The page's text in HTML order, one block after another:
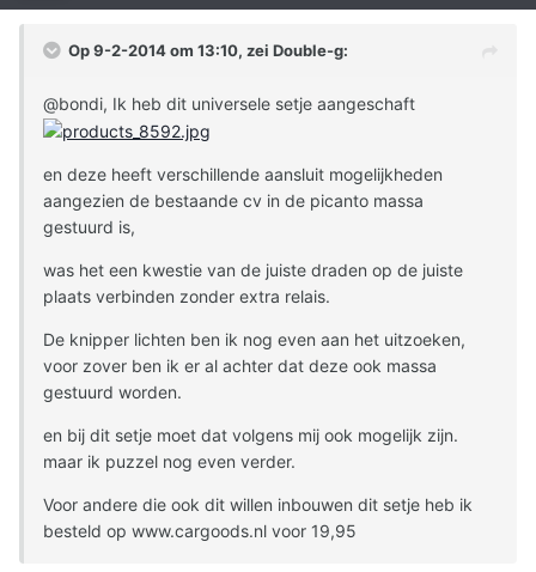
Op 9-2-2014 om 13:10, zei Double-g:
@bondi, Ik heb dit universele setje aangeschaft
en deze heeft verschillende aansluit mogelijkheden
aangezien de bestaande cv in de picanto massa
gestuurd is,
was het een kwestie van de juiste draden op de juiste
plaats verbinden zonder extra relais.
De knipper lichten ben ik nog even aan het uitzoeken,
voor zover ben ik er al achter dat deze ook massa
gestuurd worden.
en bij dit setje moet dat volgens mij ook mogelijk zijn.
maar ik puzzel nog even verder.
Voor andere die ook dit willen inbouwen dit setje heb ik
besteld op www.cargoods.nl voor 19,95